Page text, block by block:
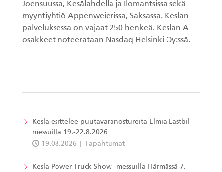
Joensuussa, Kesälahdella ja Ilomantsissa sekä
myyntiyhtiö Appenweierissa, Saksassa. Keslan
palveluksessa on vajaat 250 henkeä. Keslan A-
osakkeet noteerataan Nasdaq Helsinki Oy:ssä.
Kesla esittelee puutavaranostureita Elmia Lastbil -
messuilla 19.-22.8.2026
19.08.2026
Tapahtumat
Kesla Power Truck Show -messuilla Härmässä 7.–